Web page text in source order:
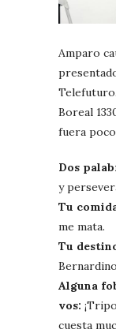
Amparo
Boreal
fuera
Dos
y
Tu
me mata.
Tu
Alguna
vos:
cuesta